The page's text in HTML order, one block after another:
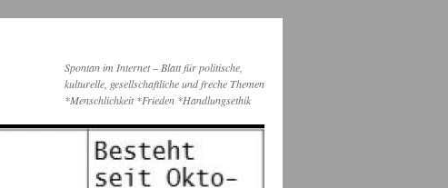
Spontan im Internet – Blatt für politische,
kulturelle, gesellschaftliche und freche Themen
*Menschlichkeit *Frieden *Handlungsethik